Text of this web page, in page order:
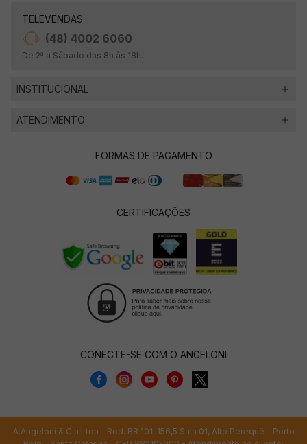
TELEVENDAS
(48) 4002 6060
De 2ª a Sábado das 8h às 18h.
INSTITUCIONAL
ATENDIMENTO
FORMAS DE PAGAMENTO
CERTIFICAÇÕES
CONECTE-SE COM O ANGELONI
A.Angeloni & Cia Ltda - Rod. BR 101, 156,5 Sala 01, Alto Perequê - Porto